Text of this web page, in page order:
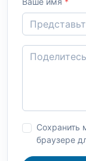
Сохранить
браузере